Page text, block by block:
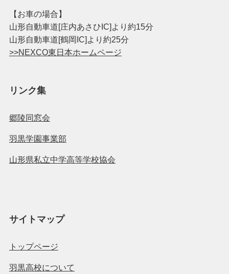
【お車の場合】
山形自動車道[庄内あさひIC]より約15分
山形自動車道[鶴岡IC]より約25分
>>NEXCO東日本ホームページ
リンク集
郷陵同窓会
羽黒学園事業部
山形県私立中学高等学校協会
サイトマップ
トップページ
羽黒高校について